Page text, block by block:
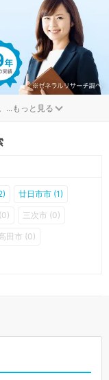
...もっと見る
廿日市市 (1)
三次市 (0)
田市 (0)